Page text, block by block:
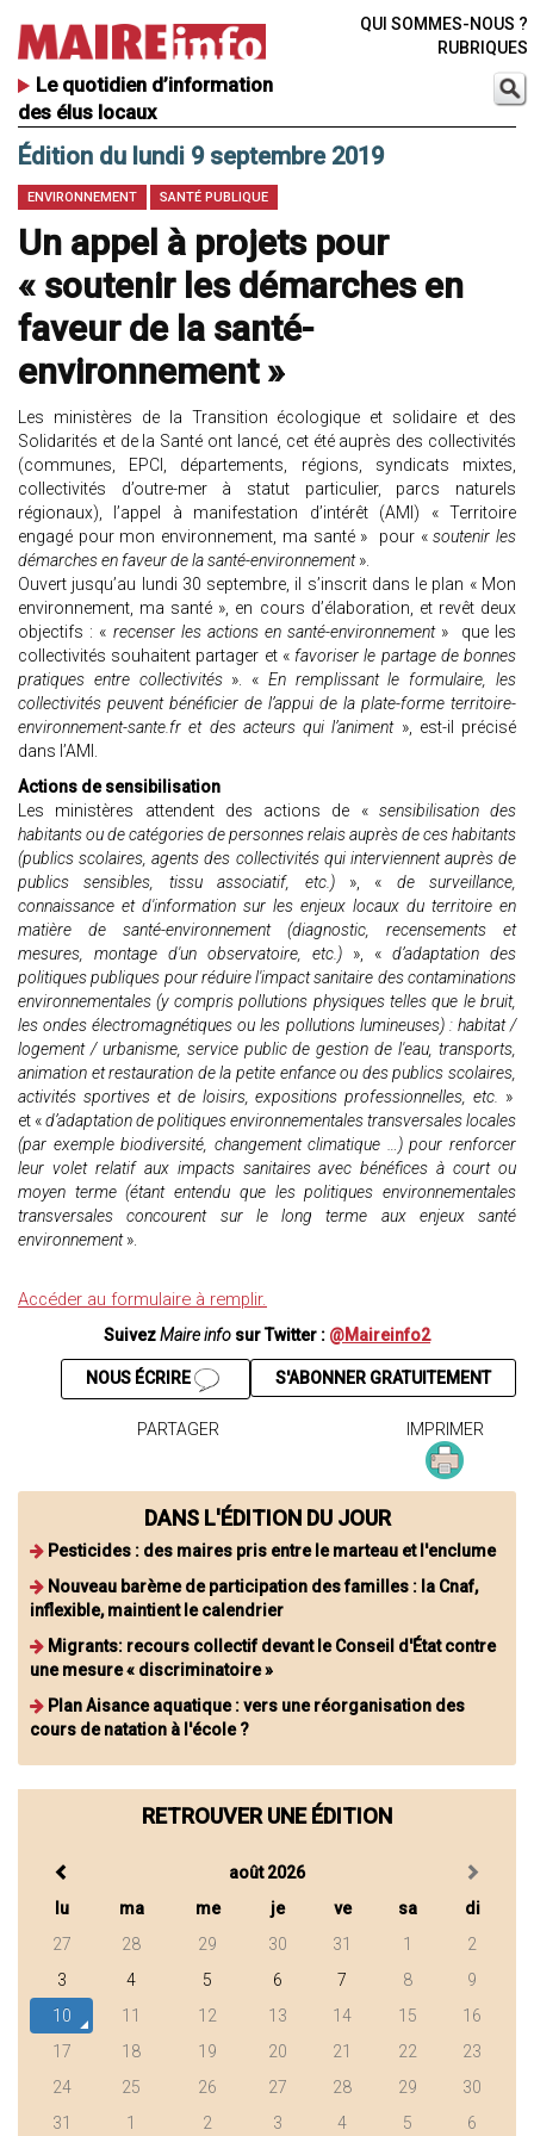
Le quotidien d’information
des élus locaux
QUI SOMMES-NOUS ?
RUBRIQUES
Édition du lundi 9 septembre 2019
ENVIRONNEMENT SANTÉ PUBLIQUE
Un appel à projets pour
« soutenir les démarches en
faveur de la santé-
environnement »
Les ministères de la Transition écologique et solidaire et des
Solidarités et de la Santé ont lancé, cet été auprès des collectivités
(communes, EPCI, départements, régions, syndicats mixtes,
collectivités d’outre-mer à statut particulier, parcs naturels
régionaux), l’appel à manifestation d’intérêt (AMI) « Territoire
engagé pour mon environnement, ma santé » pour «soutenir les
démarches en faveur de la santé-environnement».
Ouvert jusqu’au lundi 30 septembre, il s’inscrit dans le plan « Mon
environnement, ma santé », en cours d’élaboration, et revêt deux
objectifs : « recenser les actions en santé-environnement » que les
collectivités souhaitent partager et «favoriser le partage de bonnes
pratiques entre collectivités». « En remplissant le formulaire, les
collectivités peuvent bénéficier de l’appui de la plate-forme territoire-
environnement-sante.fr et des acteurs qui l’animent », est-il précisé
dans l’AMI.
Actions de sensibilisation
Les ministères attendent des actions de « sensibilisation des
habitants ou de catégories de personnes relais auprès de ces habitants
(publics scolaires, agents des collectivités qui interviennent auprès de
publics sensibles, tissu associatif, etc.) », « de surveillance,
connaissance et d'information sur les enjeux locaux du territoire en
matière de santé-environnement (diagnostic, recensements et
mesures, montage d'un observatoire, etc.) », « d’adaptation des
politiques publiques pour réduire l'impact sanitaire des contaminations
environnementales (y compris pollutions physiques telles que le bruit,
les ondes électromagnétiques ou les pollutions lumineuses) : habitat /
logement / urbanisme, service public de gestion de l'eau, transports,
animation et restauration de la petite enfance ou des publics scolaires,
activités sportives et de loisirs, expositions professionnelles, etc. »
et «d’adaptation de politiques environnementales transversales locales
(par exemple biodiversité, changement climatique …) pour renforcer
leur volet relatif aux impacts sanitaires avec bénéfices à court ou
moyen terme (étant entendu que les politiques environnementales
transversales concourent sur le long terme aux enjeux santé
environnement».
Accéder au formulaire à remplir.
SuivezMaire info sur Twitter : @Maireinfo2
S'ABONNER GRATUITEMENT
NOUS ÉCRIRE
PARTAGER IMPRIMER
DANS L'ÉDITION DU JOUR
Pesticides : des maires pris entre le marteau et l'enclume
Nouveau barème de participation des familles : la Cnaf,
inflexible, maintient le calendrier
Migrants: recours collectif devant le Conseil d'État contre
une mesure « discriminatoire »
Plan Aisance aquatique : vers une réorganisation des
cours de natation à l'école ?
RETROUVER UNE ÉDITION
août 2026
lu
ma me je ve sa
di
27
28 29 30 31 1
2
3
4 5 6 7 8
9
10
11 12 13 14 15
16
17
18 19 20 21 22
23
24
25 26 27 28 29
30
31
1 2 3 4 5 6